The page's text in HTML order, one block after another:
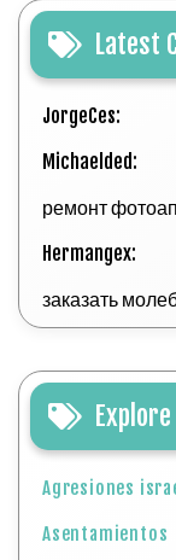
Latest
JorgeCes:
Michaelded:
ремонт
Hermangex:
заказать
Agresiones
Asentamientos